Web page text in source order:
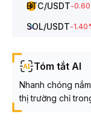
BTC/USDT-0.60
SOL/USDT-1.40
Tóm tắt AI
Nhanh chóng
thị trường chỉ